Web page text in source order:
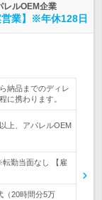
レルOEM企業
業】※年休128日
納品までのディレ
に携わります。
上、アパレルOEM
勤当面なし 【雇
20時間分5万